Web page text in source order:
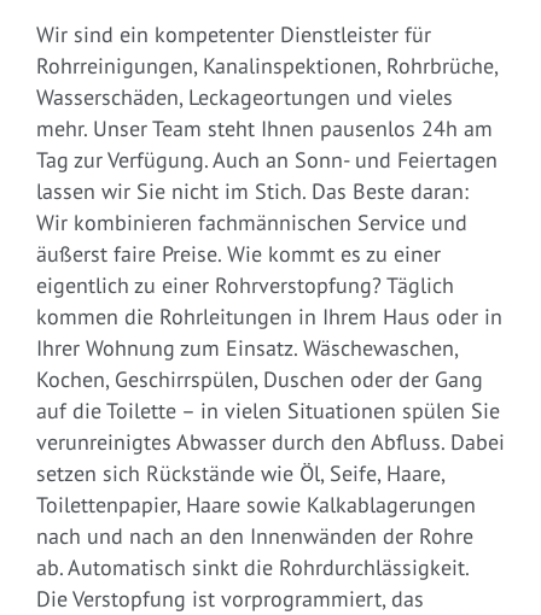
Wir sind ein kompetenter Dienstleister für
Rohrreinigungen, Kanalinspektionen, Rohrbrüche,
Wasserschäden, Leckageortungen und vieles
mehr. Unser Team steht Ihnen pausenlos 24h am
Tag zur Verfügung. Auch an Sonn- und Feiertagen
lassen wir Sie nicht im Stich. Das Beste daran:
Wir kombinieren fachmännischen Service und
äußerst faire Preise. Wie kommt es zu einer
eigentlich zu einer Rohrverstopfung? Täglich
kommen die Rohrleitungen in Ihrem Haus oder in
Ihrer Wohnung zum Einsatz. Wäschewaschen,
Kochen, Geschirrspülen, Duschen oder der Gang
auf die Toilette – in vielen Situationen spülen Sie
verunreinigtes Abwasser durch den Abfluss. Dabei
setzen sich Rückstände wie Öl, Seife, Haare,
Toilettenpapier, Haare sowie Kalkablagerungen
nach und nach an den Innenwänden der Rohre
ab. Automatisch sinkt die Rohrdurchlässigkeit.
Die Verstopfung ist vorprogrammiert, das